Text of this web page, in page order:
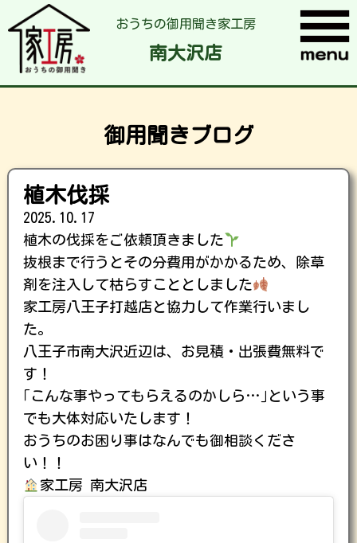
おうちの御用聞き家工房
南大沢店
御用聞きブログ
植木伐採
2025.10.17
植木の伐採をご依頼頂きました
抜根まで行うとその分費用がかかるため、除草
剤を注入して枯らすこととしました
家工房八王子打越店と協力して作業行いまし
た。
八王子市南大沢近辺は、お見積・出張費無料で
す！
｢こんな事やってもらえるのかしら…｣という事
でも大体対応いたします！
おうちのお困り事はなんでも御相談くださ
い！！
家工房 南大沢店